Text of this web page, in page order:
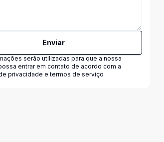
Enviar
serão utilizadas para que a nossa
entrar em contato de acordo com a
privacidade e termos de serviço